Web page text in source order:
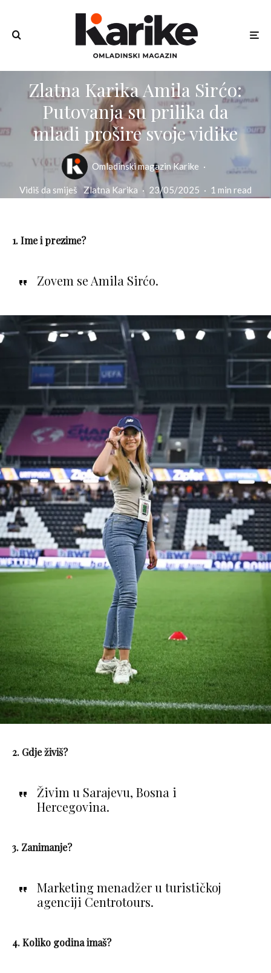
Zlatna Karika Amila Sirćo:
Putovanja su prilika da
mladi prošire svoje vidike
Omladinski magazin Karike ·
Vidiš da smiješ Zlatna Karika · 23/05/2025 · 1 min read
1. Ime i prezime?
Zovem se Amila Sirćo.
2. Gdje živiš?
Živim u Sarajevu, Bosna i
Hercegovina.
3. Zanimanje?
Marketing menadžer u turističkoj
agenciji Centrotours.
4. Koliko godina imaš?